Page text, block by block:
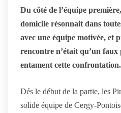
Du côté de l’équipe
domicile résonnait dans
avec une équipe motivée, et
rencontre n’était qu’un faux
entament cette confrontation.
Dés le début de la partie, les
solide équipe de Cergy-